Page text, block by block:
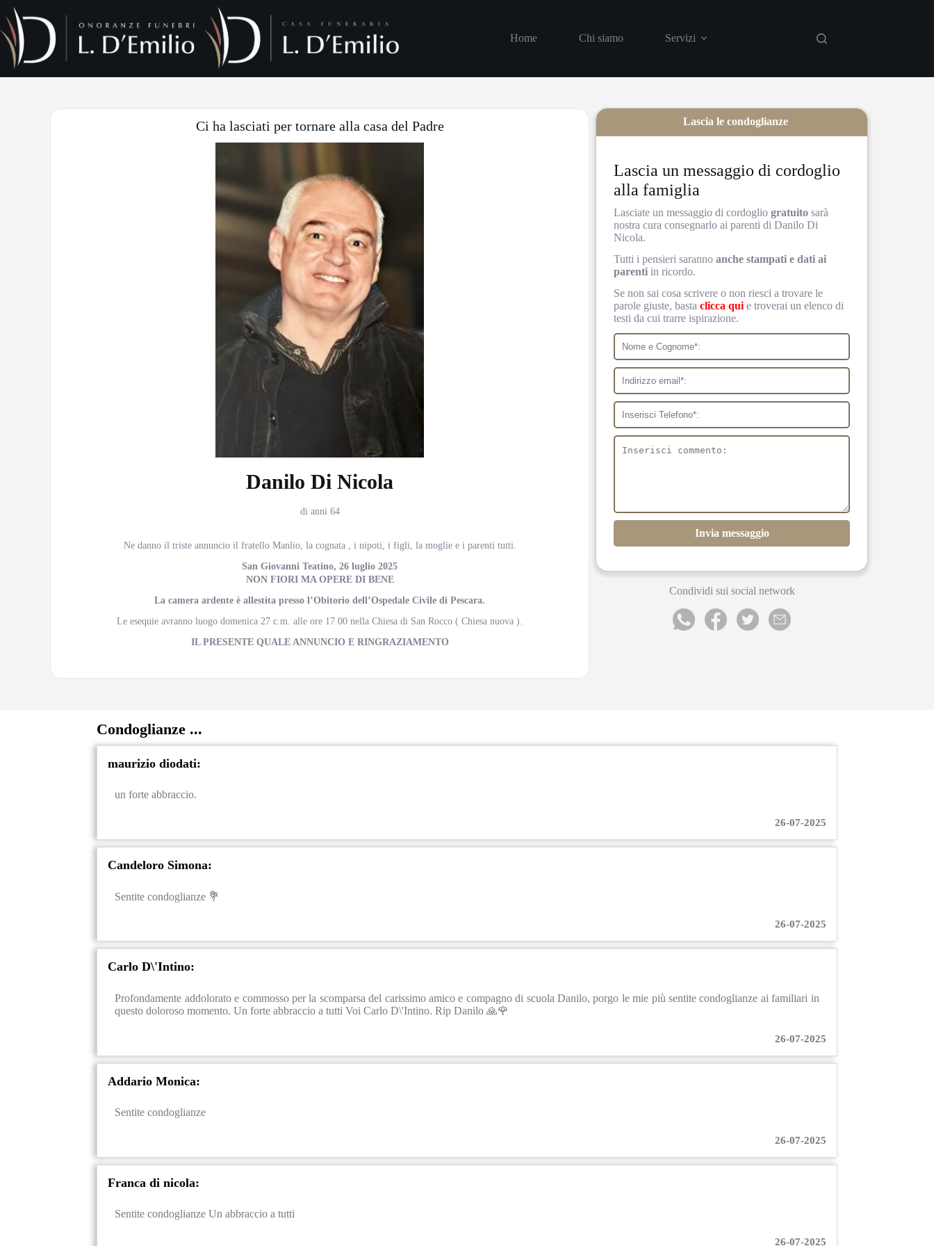
Home Chi siamo Servizi Casa funeraria
Ci ha lasciati per tornare alla casa del Padre
Danilo Di Nicola
di anni 64
Ne danno il triste annuncio il fratello Manlio, la cognata , i nipoti, i figli, la moglie e i parenti tutti.
San Giovanni Teatino, 26 luglio 2025
NON FIORI MA OPERE DI BENE
La camera ardente è allestita presso l’Obitorio dell’Ospedale Civile di Pescara.
Le esequie avranno luogo domenica 27 c.m. alle ore 17.00 nella Chiesa di San Rocco ( Chiesa nuova ).
IL PRESENTE QUALE ANNUNCIO E RINGRAZIAMENTO
Lascia un messaggio di cordoglio
alla famiglia
Lasciate un messaggio di cordogliogratuito sarà
nostra cura consegnarlo ai parenti di Danilo Di
Nicola.
Tutti i pensieri sarannoanche stampati e dati ai
parenti in ricordo.
Se non sai cosa scrivere o non riesci a trovare le
parole giuste, bastaclicca qui e troverai un elenco di
testi da cui trarre ispirazione.
Invia messaggio
Lascia le condoglianze
Condividi sui social network
Condoglianze ...
maurizio diodati:
un forte abbraccio.
26-07-2025
Candeloro Simona:
Sentite condoglianze 💐
26-07-2025
Carlo D\'Intino:
Profondamente addolorato e commosso per la scomparsa del carissimo amico e compagno di scuola Danilo, porgo le mie più sentite condoglianze ai familiari in
questo doloroso momento. Un forte abbraccio a tutti Voi Carlo D\'Intino. Rip Danilo 🙏🌹
26-07-2025
Addario Monica:
Sentite condoglianze
26-07-2025
Franca di nicola:
Sentite condoglianze Un abbraccio a tutti
26-07-2025